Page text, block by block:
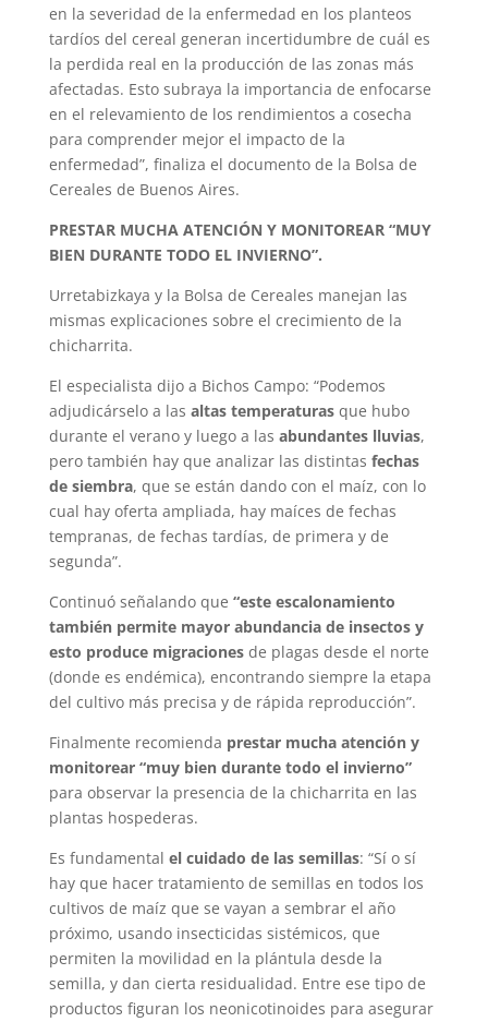
en la severidad de la enfermedad en los planteos
tardíos del cereal generan incertidumbre de cuál es
la perdida real en la producción de las zonas más
afectadas. Esto subraya la importancia de enfocarse
en el relevamiento de los rendimientos a cosecha
para comprender mejor el impacto de la
enfermedad”, finaliza el documento de la Bolsa de
Cereales de Buenos Aires.
PRESTAR MUCHA ATENCIÓN Y MONITOREAR “MUY
BIEN DURANTE TODO EL INVIERNO”.
Urretabizkaya y la Bolsa de Cereales manejan las
mismas explicaciones sobre el crecimiento de la
chicharrita.
El especialista dijo a Bichos Campo: “Podemos
adjudicárselo a las altas temperaturasque hubo
durante el verano y luego a las abundantes lluvias,
pero también hay que analizar las distintas fechas
de siembra, que se están dando con el maíz, con lo
cual hay oferta ampliada, hay maíces de fechas
tempranas, de fechas tardías, de primera y de
segunda”.
Continuó señalando que “este escalonamiento
también permite mayor abundancia de insectos y
esto produce migracionesde plagas desde el norte
(donde es endémica), encontrando siempre la etapa
del cultivo más precisa y de rápida reproducción”.
Finalmente recomienda prestar mucha atención y
monitorear “muy bien durante todo el invierno”
para observar la presencia de la chicharrita en las
plantas hospederas.
Es fundamental el cuidado de las semillas: “Sí o sí
hay que hacer tratamiento de semillas en todos los
cultivos de maíz que se vayan a sembrar el año
próximo, usando insecticidas sistémicos, que
permiten la movilidad en la plántula desde la
semilla, y dan cierta residualidad. Entre ese tipo de
productos figuran los neonicotinoides para asegurar